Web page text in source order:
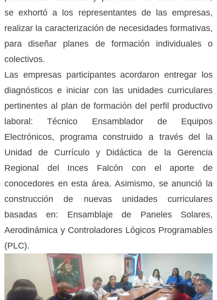
se exhortó a los representantes de las empresas,
realizar la caracterización de necesidades formativas,
para diseñar planes de formación individuales o
colectivos.
Las empresas participantes acordaron entregar los
diagnósticos e iniciar con las unidades curriculares
pertinentes al plan de formación del perfil productivo
laboral: Técnico Ensamblador de Equipos
Electrónicos, programa construido a través del la
Unidad de Currículo y Didáctica de la Gerencia
Regional del Inces Falcón con el aporte de
conocedores en esta área. Asimismo, se anunció la
construcción de nuevas unidades curriculares
basadas en: Ensamblaje de Paneles Solares,
Aerodinámica y Controladores Lógicos Programables
(PLC).